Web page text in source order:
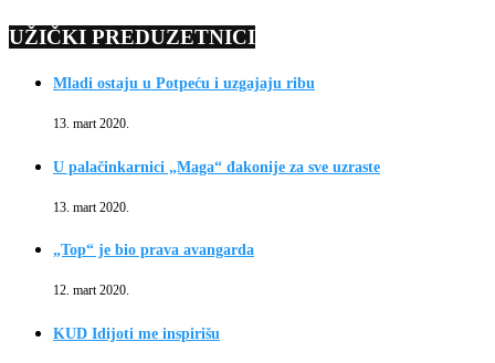
UŽIČKI PREDUZETNICI
Mladi ostaju u Potpeću i uzgajaju ribu
13. mart 2020.
U palačinkarnici „Maga“ đakonije za sve uzraste
13. mart 2020.
„Top“ je bio prava avangarda
12. mart 2020.
KUD Idijoti me inspirišu